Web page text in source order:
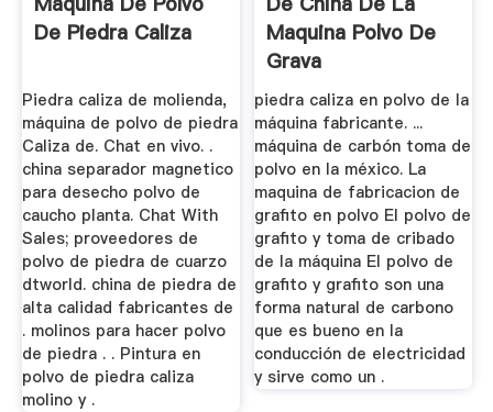
De Piedra Caliza
Piedra caliza de molienda,
máquina de polvo de piedra
Caliza de. Chat en vivo. .
china separador magnetico
para desecho polvo de
caucho planta. Chat With
Sales; proveedores de
polvo de piedra de cuarzo
dtworld. china de piedra de
alta calidad fabricantes de
. molinos para hacer polvo
de piedra . . Pintura en
polvo de piedra caliza
molino y .
Maquina Polvo De
Grava
piedra caliza en polvo de la
máquina fabricante. ...
máquina de carbón toma de
polvo en la méxico. La
maquina de fabricacion de
grafito en polvo El polvo de
grafito y toma de cribado
de la máquina El polvo de
grafito y grafito son una
forma natural de carbono
que es bueno en la
conducción de electricidad
y sirve como un .